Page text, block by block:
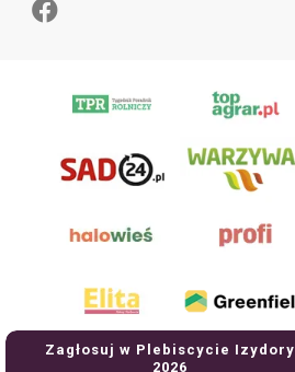
Zagłosuj w Plebiscycie Izydory
2026